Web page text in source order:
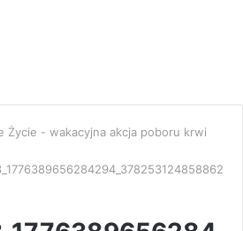
Życie - wakacyjna akcja poboru krwi